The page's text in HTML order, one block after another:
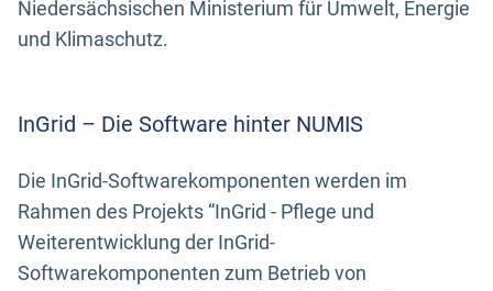
Niedersächsischen Ministerium für Umwelt, Energie
und Klimaschutz.
InGrid – Die Software hinter NUMIS
Die InGrid-Softwarekomponenten werden im
Rahmen des Projekts “InGrid - Pflege und
Weiterentwicklung der InGrid-
Softwarekomponenten zum Betrieb von